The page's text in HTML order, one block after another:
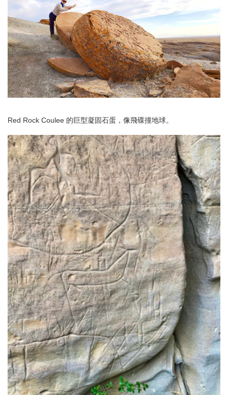
Red Rock Coulee 的巨型凝固石蛋，像飛碟撞地球。